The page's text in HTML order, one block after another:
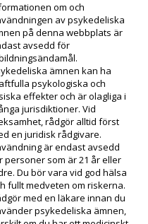
om och
av psykedeliska
på denna webbplats är
avsedd för
ämnen kan ha
psykologiska och
effekter och är olagliga i
jurisdiktioner. Vid
rådgör alltid först
en juridisk rådgivare.
är endast avsedd
personer som är 21 år eller
Du bör vara vid god hälsa
fullt medveten om riskerna.
med en läkare innan du
psykedeliska ämnen,